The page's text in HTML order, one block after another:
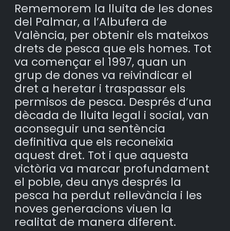
Rememorem la lluita de les dones
del Palmar, a l’Albufera de
València, per obtenir els mateixos
drets de pesca que els homes. Tot
va començar el 1997, quan un
grup de dones va reivindicar el
dret a heretar i traspassar els
permisos de pesca. Després d’una
dècada de lluita legal i social, van
aconseguir una sentència
definitiva que els reconeixia
aquest dret. Tot i que aquesta
victòria va marcar profundament
el poble, deu anys després la
pesca ha perdut rellevància i les
noves generacions viuen la
realitat de manera diferent.